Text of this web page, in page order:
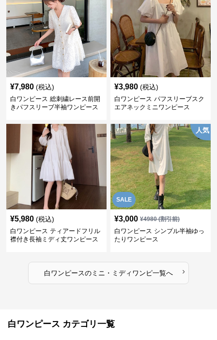
¥7,980 (税込)
白ワンピース 総刺繍レース前開
きパフスリーブ半袖ワンピース
¥3,980 (税込)
白ワンピース パフスリーブスク
エアネックミニワンピース
¥5,980 (税込)
白ワンピース ティアードフリル
襟付き長袖ミディ丈ワンピース
SALE
人気
¥3,000 ¥4980(割引前)
白ワンピース シンプル半袖ゆっ
たりワンピース
白ワンピースのミニ・ミディワンピ一覧へ ›
白ワンピース カテゴリ一覧